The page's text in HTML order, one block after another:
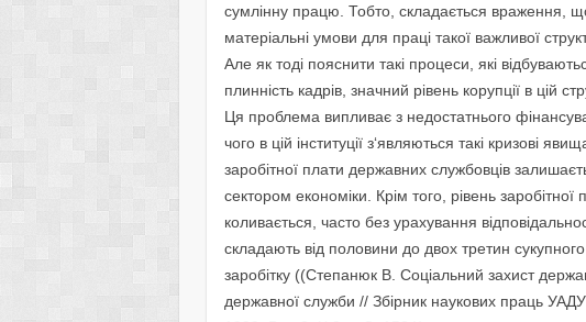
сумлінну працю. Тобто, складається враження,
матеріальні умови для праці такої важливої
Але як тоді пояснити такі процеси, які
плинність кадрів, значний рівень корупції в цій
Ця проблема випливає з недостатнього
чого в цій інституції з‘являються такі кризові
заробітної плати державних службовців
сектором економіки. Крім того, рівень заробітної
коливається, часто без урахування
складають від половини до двох третин
заробітку ((Степанюк В. Соціальний захист
державної служби // Збірник наукових праць